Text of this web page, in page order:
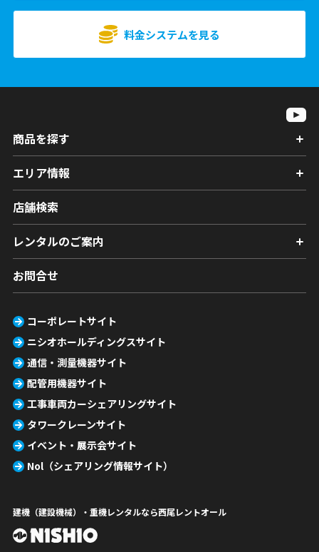
料金システムを見る
商品を探す
エリア情報
店舗検索
レンタルのご案内
お問合せ
コーポレートサイト
ニシオホールディングスサイト
通信・測量機器サイト
配管用機器サイト
工事車両カーシェアリングサイト
タワークレーンサイト
イベント・展示会サイト
Nol（シェアリング情報サイト）
建機（建設機械）・重機レンタルなら西尾レントオール